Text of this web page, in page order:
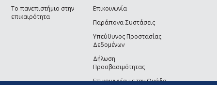
Το πανεπιστήμιο στην
επικαιρότητα
Επικοινωνία
Παράπονα-Συστάσεις
Υπεύθυνος Προστασίας
Δεδομένων
Δήλωση
Προσβασιμότητας
Επικοινωνία με την Ομάδα